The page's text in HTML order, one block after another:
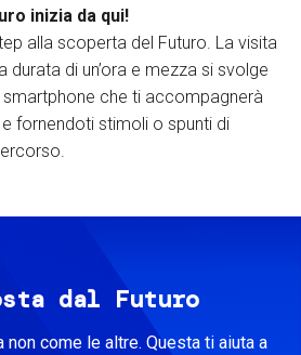
inizia da qui!
alla scoperta del Futuro. La visita
durata di un’ora e mezza si svolge
che ti accompagnerà
fornendoti stimoli o spunti di
dal Futuro
non come le altre. Questa ti aiuta a